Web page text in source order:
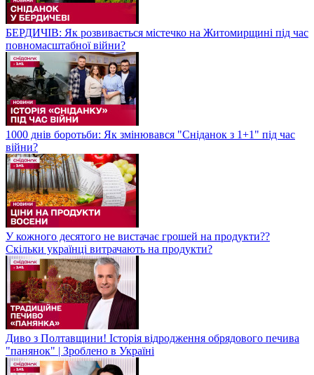
БЕРДИЧІВ: Як розвивається містечко на Житомирщині під час
повномасштабної війни?
1000 днів боротьби: Як змінювався "Сніданок з 1+1" під час
війни?
У кожного десятого не вистачає грошей на продукти??
Скільки українці витрачають на продукти?
Диво з Полтавщини! Історія відродження обрядового печива
"панянок" | Зроблено в Україні